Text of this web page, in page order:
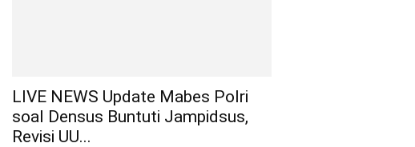
LIVE NEWS Update Mabes Polri
soal Densus Buntuti Jampidsus,
Revisi UU...